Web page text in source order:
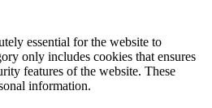
essential for the website to
only includes cookies that ensures
features of the website. These
information.